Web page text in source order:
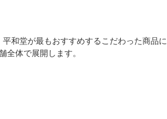
和堂が最もおすすめするこだわった商品
全体で展開します。